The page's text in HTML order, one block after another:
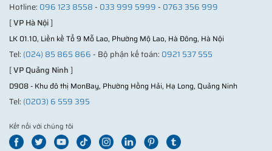
Hotline: 096 123 8558- 033 999 5999- 0763 356 999
[VP Hà Nội]
LK 01.10, Liền kề Tổ 9 Mỗ Lao, Phường Mộ Lao, Hà Đông, Hà Nội
Tel: (024) 85 865 866- Bộ phận kế toán: 0921 537 555
[VP Quảng Ninh]
D908 - Khu đô thị MonBay, Phường Hồng Hải, Hạ Long, Quảng Ninh
Tel: (0203) 6 559 395
Kết nối với chúng tôi